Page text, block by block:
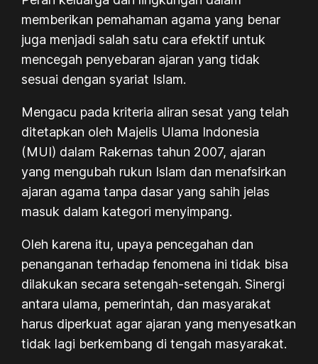
memberikan pemahaman agama yang benar
juga menjadi salah satu cara efektif untuk
mencegah penyebaran ajaran yang tidak
sesuai dengan syariat Islam.
Mengacu pada kriteria aliran sesat yang telah
ditetapkan oleh Majelis Ulama Indonesia
(MUI) dalam Rakernas tahun 2007, ajaran
yang mengubah rukun Islam dan menafsirkan
ajaran agama tanpa dasar yang sahih jelas
masuk dalam kategori menyimpang.
Oleh karena itu, upaya pencegahan dan
penanganan terhadap fenomena ini tidak bisa
dilakukan secara setengah-setengah. Sinergi
antara ulama, pemerintah, dan masyarakat
harus diperkuat agar ajaran yang menyesatkan
tidak lagi berkembang di tengah masyarakat.